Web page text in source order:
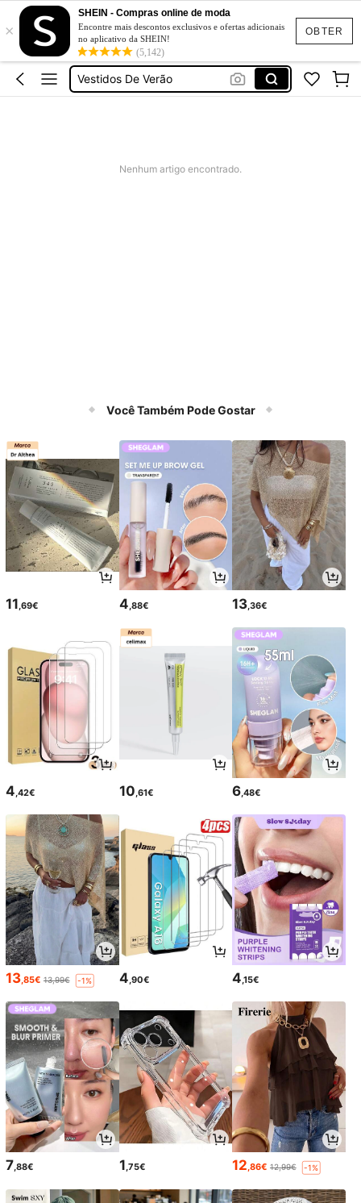
OBTER
×
SHEIN - Compras online de moda
Encontre mais descontos exclusivos e ofertas adicionais
no aplicativo da SHEIN!
(5,142)
Fato De Banho Mulher
Elitara
Vestidos De Verão
Vestidos De Cerimonia
Nenhum artigo encontrado.
Você Também Pode Gostar
11 ,69€ 4 ,88€ 13 ,36€
4,42€ 10,61€ 6,48€
13,85€ 13,99€ -1% 4,90€ 4,15€
7,88€ 1,75€ 12,86€ 12,99€ -1%